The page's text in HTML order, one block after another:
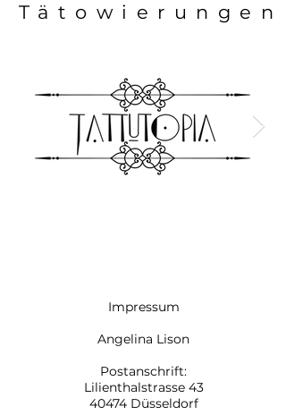
Tätowierungen
Impressum
Angelina Lison
Postanschrift:
Lilienthalstrasse 43
40474 Düsseldorf